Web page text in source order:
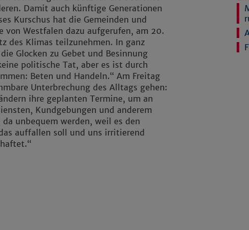
Damit auch künftige Generationen
Kurschus hat die Gemeinden und
von Westfalen dazu aufgerufen, am 20.
des Klimas teilzunehmen. In ganz
Glocken zu Gebet und Besinnung
politische Tat, aber es ist durch
Beten und Handeln.“ Am Freitag
Unterbrechung des Alltags gehen:
ihre geplanten Termine, um an
Kundgebungen und anderem
unbequem werden, weil es den
auffallen soll und uns irritierend